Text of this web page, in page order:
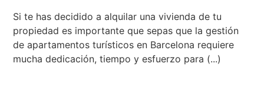
Si te has decidido a alquilar una vivienda de tu
propiedad es importante que sepas que la gestión
de apartamentos turísticos en Barcelona requiere
mucha dedicación, tiempo y esfuerzo para (...)